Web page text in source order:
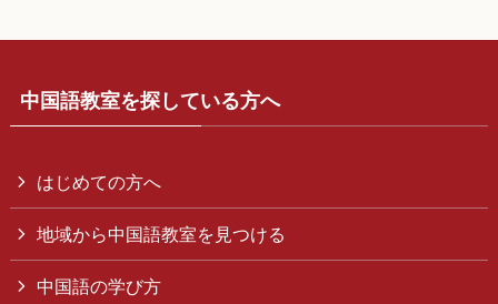
中国語教室を探している方へ
はじめての方へ
地域から中国語教室を見つける
中国語の学び方